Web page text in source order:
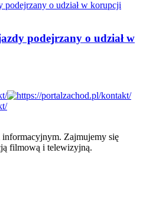
podejrzany o udział w
informacyjnym. Zajmujemy się
filmową i telewizyjną.